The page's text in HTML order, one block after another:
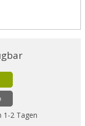
1-2 Tagen